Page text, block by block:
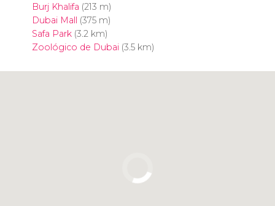
Burj Khalifa (213 m)
Dubai Mall (375 m)
Safa Park(3.2 km)
Zoológico de Dubai(3.5 km)